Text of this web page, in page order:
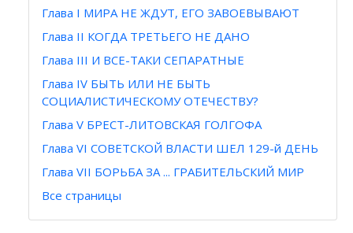
Глава I МИРА НЕ ЖДУТ, ЕГО ЗАВОЕВЫВАЮТ
Глава II КОГДА ТРЕТЬЕГО НЕ ДАНО
Глава III И ВСЕ-ТАКИ СЕПАРАТНЫЕ
Глава IV БЫТЬ ИЛИ НЕ БЫТЬ
СОЦИАЛИСТИЧЕСКОМУ ОТЕЧЕСТВУ?
Глава V БРЕСТ-ЛИТОВСКАЯ ГОЛГОФА
Глава VI СОВЕТСКОЙ ВЛАСТИ ШЕЛ 129-й ДЕНЬ
Глава VII БОРЬБА ЗА ... ГРАБИТЕЛЬСКИЙ МИР
Все страницы